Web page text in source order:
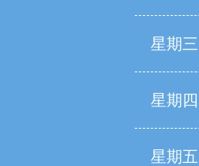
星期三
星期四
星期五